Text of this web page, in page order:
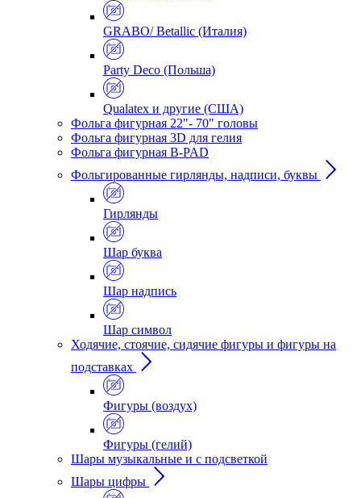
GRABO/ Betallic (Италия)
Party Deco (Польша)
Qualatex и другие (США)
Фольга фигурная 22"- 70" головы
Фольга фигурная 3D для гелия
Фольга фигурная B-PAD
Фольгированные гирлянды, надписи, буквы
Гирлянды
Шар буква
Шар надпись
Шар символ
Ходячие, стоячие, сидячие фигуры и фигуры на
подставках
Фигуры (воздух)
Фигуры (гелий)
Шары музыкальные и с подсветкой
Шары цифры